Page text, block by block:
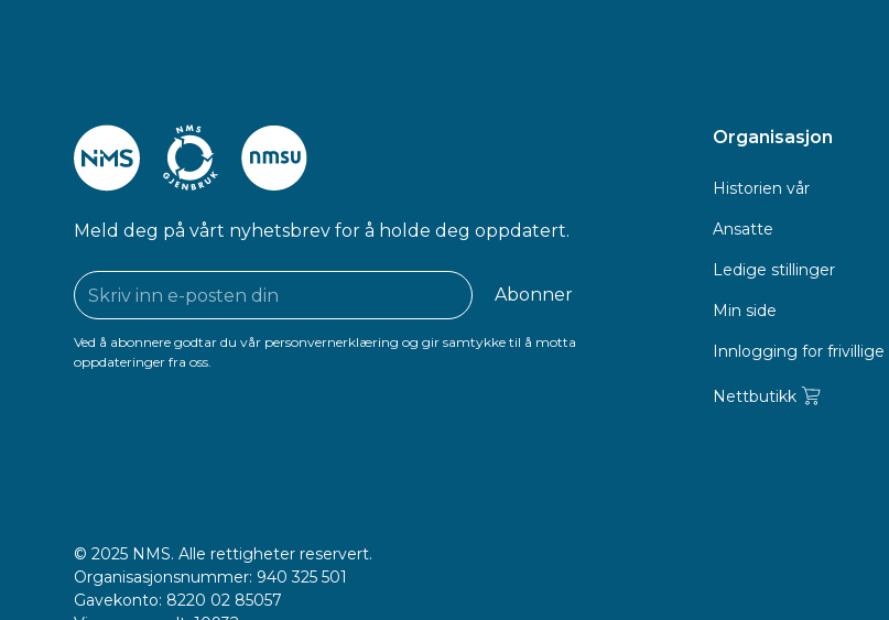
Meld deg på vårt nyhetsbrev for å holde deg oppdatert.
Ved å abonnere godtar du vår personvernerklæring og gir samtykke til å motta
oppdateringer fra oss.
Organisasjon
Historien vår
Ansatte
Ledige stillinger
Min side
Innlogging for frivillige
Nettbutikk
© 2025 NMS. Alle rettigheter reservert.
Organisasjonsnummer: 940 325 501
Gavekonto: 8220 02 85057